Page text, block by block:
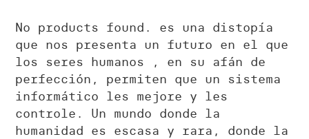
No products found.
es una distopía
que nos presenta un futuro en el que
los seres humanos , en su afán de
perfección, permiten que un sistema
informático les mejore y les
controle. Un mundo donde la
humanidad es escasa y rara, donde la